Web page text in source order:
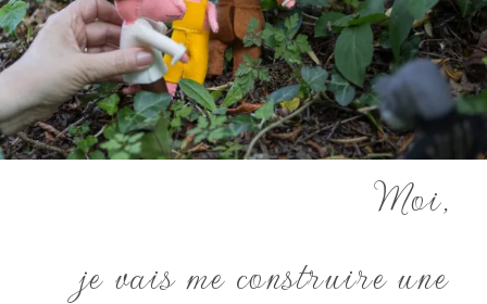
Moi,
je vais me construire une